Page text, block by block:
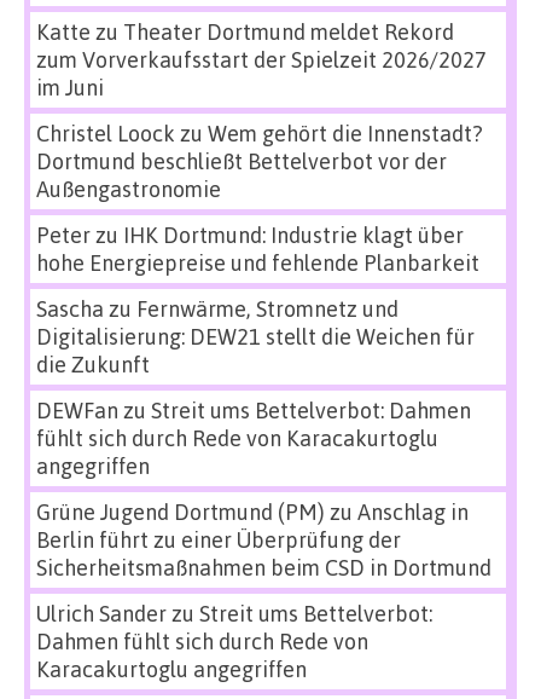
Katte zu Theater Dortmund meldet Rekord
zum Vorverkaufsstart der Spielzeit 2026/2027
im Juni
Christel Loock zu Wem gehört die Innenstadt?
Dortmund beschließt Bettelverbot vor der
Außengastronomie
Peterzu IHK Dortmund: Industrie klagt über
hohe Energiepreise und fehlende Planbarkeit
Sascha zu Fernwärme, Stromnetz und
Digitalisierung: DEW21 stellt die Weichen für
die Zukunft
DEWFan zu Streit ums Bettelverbot: Dahmen
fühlt sich durch Rede von Karacakurtoglu
angegriffen
Grüne Jugend Dortmund (PM) zu Anschlag in
Berlin führt zu einer Überprüfung der
Sicherheitsmaßnahmen beim CSD in Dortmund
Ulrich Sanderzu Streit ums Bettelverbot:
Dahmen fühlt sich durch Rede von
Karacakurtoglu angegriffen